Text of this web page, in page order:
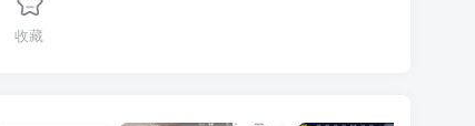
收藏